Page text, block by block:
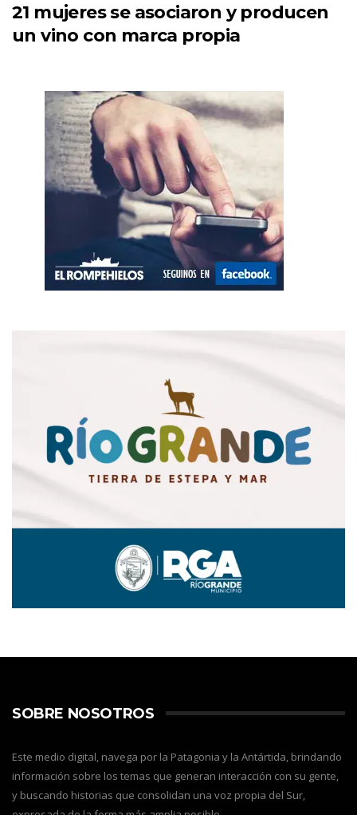
21 mujeres se asociaron y producen
un vino con marca propia
SOBRE NOSOTROS
Este medio digital, navega por la Patagonia y la Antártida, brindando
información sobre los temas que generan interacción con su gente,
y buscando historias que consolidan una voz propia del Sur,